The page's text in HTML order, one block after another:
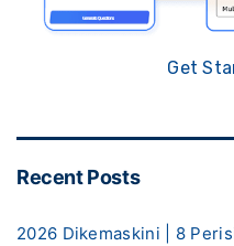
Get
Recent Posts
2026 Dikemaskini | 8